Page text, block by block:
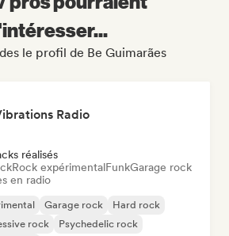
le profil de Be Guimarães
Radio
réalisés
Rock expérimentalFunkGarage rock
en radio
Garage rock
Hard rock
rock
Psychedelic rock